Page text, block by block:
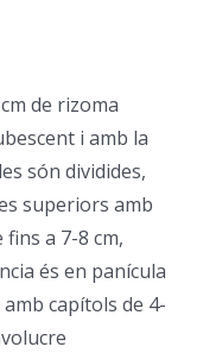
de rizoma
i amb la
són dividides,
superiors amb
a 7-8 cm,
és en panícula
capítols de 4-